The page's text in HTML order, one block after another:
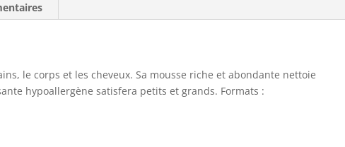
le corps et les cheveux. Sa mousse riche et abondante nettoie
hypoallergène satisfera petits et grands. Formats :